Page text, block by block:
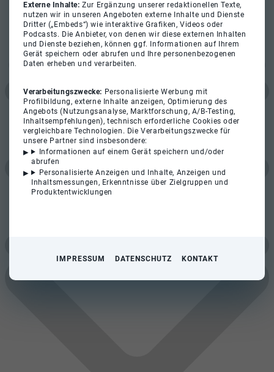
Externe Inhalte:Zur Ergänzung unserer redaktionellen Texte,
nutzen wir in unseren Angeboten externe Inhalte und Dienste
Dritter („Embeds“) wie interaktive Grafiken, Videos oder
Podcasts. Die Anbieter, von denen wir diese externen Inhalten
und Dienste beziehen, können ggf. Informationen auf Ihrem
Gerät speichern oder abrufen und Ihre personenbezogenen
Daten erheben und verarbeiten.
Verarbeitungszwecke: Personalisierte Werbung mit
Profilbildung, externe Inhalte anzeigen, Optimierung des
Angebots (Nutzungsanalyse, Marktforschung, A/B-Testing,
Inhaltsempfehlungen), technisch erforderliche Cookies oder
vergleichbare Technologien. Die Verarbeitungszwecke für
unsere Partner sind insbesondere:
Informationen auf einem Gerät speichern und/oder
abrufen
Personalisierte Anzeigen und Inhalte, Anzeigen und
Inhaltsmessungen, Erkenntnisse über Zielgruppen und
Produktentwicklungen
IMPRESSUM DATENSCHUTZ KONTAKT